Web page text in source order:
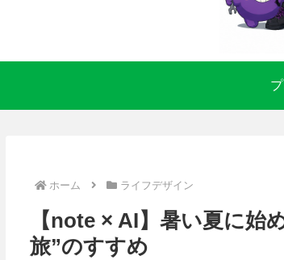
ホーム ライフデザイン
【note × AI】暑い夏に始
旅”のすすめ